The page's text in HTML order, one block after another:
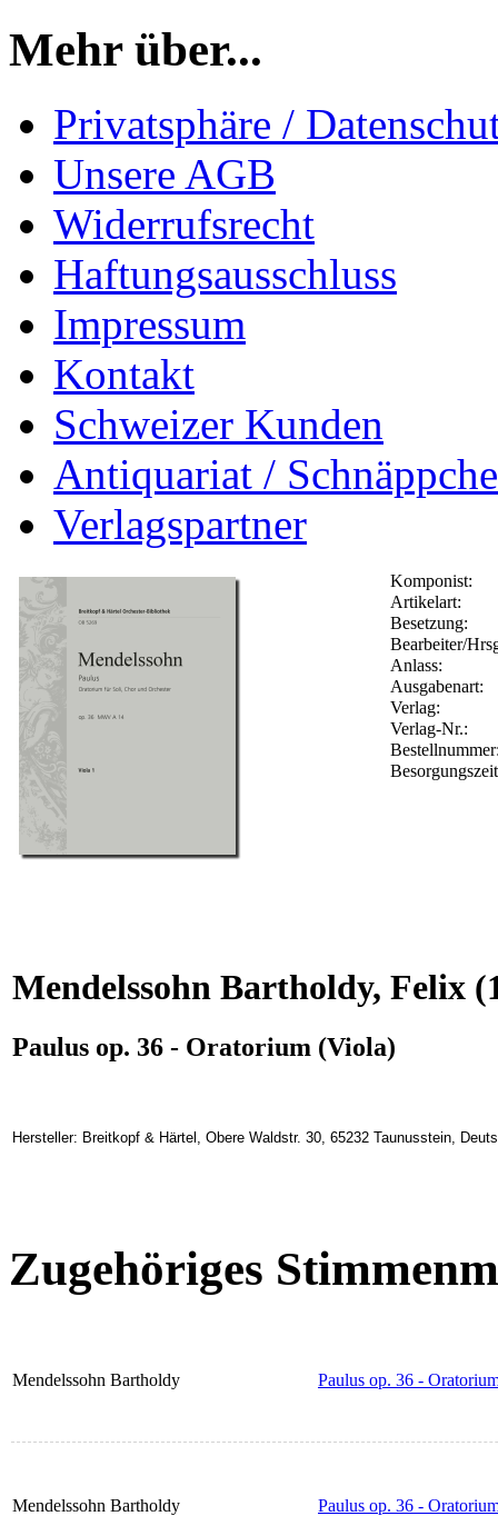
Mehr über...
Privatsphäre /
Unsere AGB
Widerrufsrecht
Haftungsausschluss
Impressum
Kontakt
Schweizer Kunden
Antiquariat /
Verlagspartner
Komponist:
Artikelart:
Besetzung:
Bearbeiter/
Anlass:
Ausgabenart:
Verlag:
Verlag-Nr.:
Mendelssohn Bartholdy, Felix
Paulus op. 36 - Oratorium (Viola)
Hersteller: Breitkopf & Härtel, Obere Waldstr. 30, 65232 Taunusstein,
Zugehöriges
Mendelssohn Bartholdy Paulus op. 36 -
Mendelssohn Bartholdy Paulus op. 36 -